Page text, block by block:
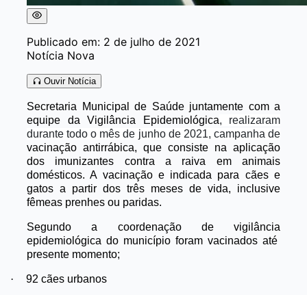
Publicado em: 2 de julho de 2021
Notícia Nova
Ouvir Notícia
Secretaria Municipal de Saúde juntamente com a
equipe da Vigilância Epidemiológica, realizaram
durante todo o mês de junho de 2021, campanha de
vacinação antirrábica, que consiste na aplicação
dos imunizantes contra a raiva em animais
domésticos. A vacinação e indicada para cães e
gatos a partir dos três meses de vida, inclusive
fêmeas prenhes ou paridas.
Segundo a coordenação de vigilância
epidemiológica do município foram vacinados até
presente momento;
· 92 cães urbanos